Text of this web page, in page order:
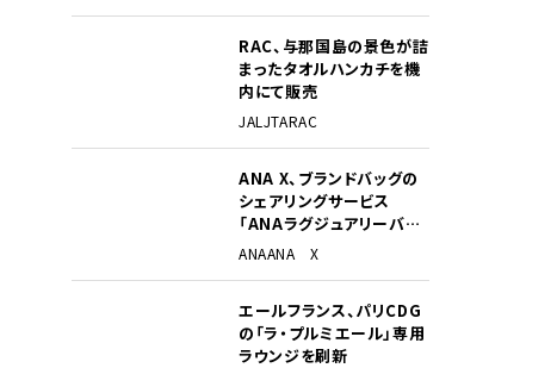
RAC、与那国島の景色が詰
まったタオルハンカチを機
内にて販売
JAL JTARAC
ANA X、ブランドバッグの
シェアリングサービス
「ANAラグジュアリーバッ
グ」開始
ANAANA X
エールフランス、パリCDG
の「ラ・プルミエール」専用
ラウンジを刷新